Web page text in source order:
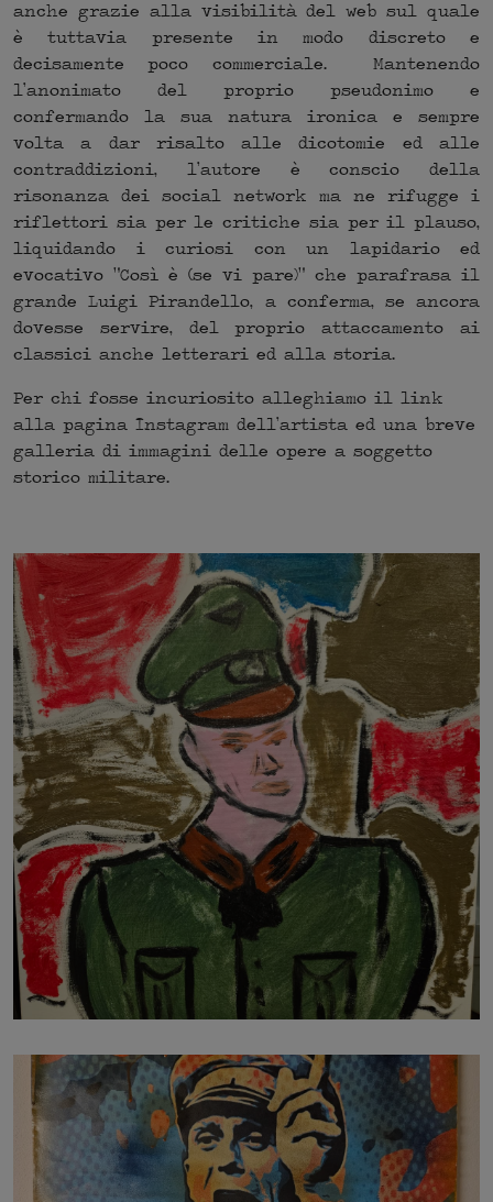
anche grazie alla visibilità del web sul quale
è tuttavia presente in modo discreto e
decisamente poco commerciale. Mantenendo
l’anonimato del proprio pseudonimo e
confermando la sua natura ironica e sempre
volta a dar risalto alle dicotomie ed alle
contraddizioni, l’autore è conscio della
risonanza dei social network ma ne rifugge i
riflettori sia per le critiche sia per il plauso,
liquidando i curiosi con un lapidario ed
evocativo “Così è (se vi pare)” che parafrasa il
grande Luigi Pirandello, a conferma, se ancora
dovesse servire, del proprio attaccamento ai
classici anche letterari ed alla storia.
Per chi fosse incuriosito alleghiamo il link
alla pagina Instagram dell’artista ed una breve
galleria di immagini delle opere a soggetto
storico militare.